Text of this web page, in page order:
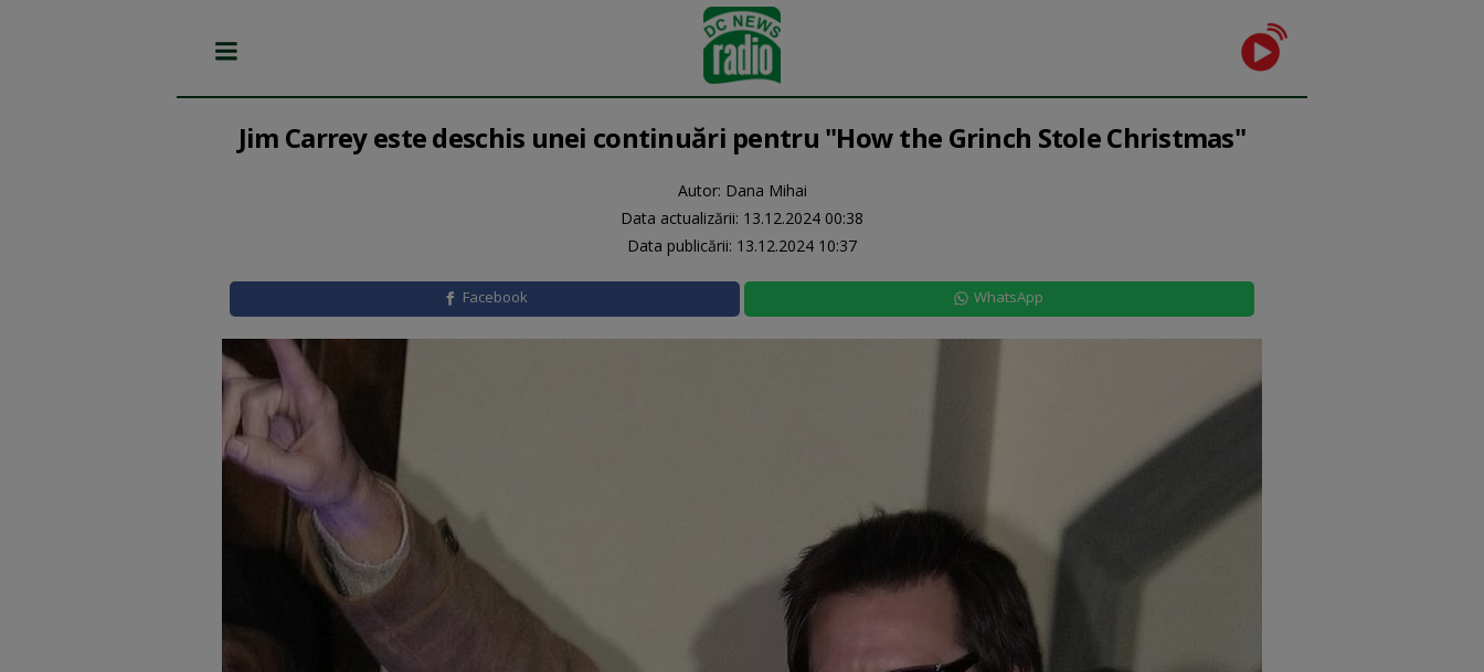
Jim Carrey este deschis unei continuări pentru "How the Grinch Stole Christmas"
Autor: Dana Mihai
Data actualizării: 13.12.2024 00:38
Data publicării: 13.12.2024 10:37
Facebook WhatsApp